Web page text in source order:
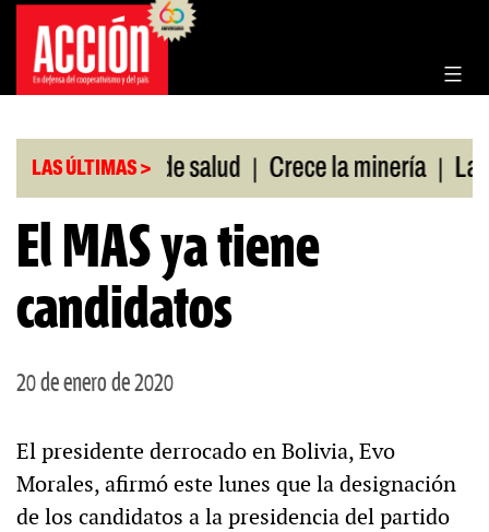
Saltar
contenido
LAS ÚLTIMAS >
cobertura de salud | Crece la minería | La
El MAS ya tiene
candidatos
20 de enero de 2020
El presidente derrocado en Bolivia, Evo
Morales, afirmó este lunes que la designación
de los candidatos a la presidencia del partido